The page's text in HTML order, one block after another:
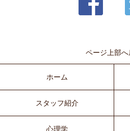
ページ上部へ
ホーム
スタッフ紹介
心理学